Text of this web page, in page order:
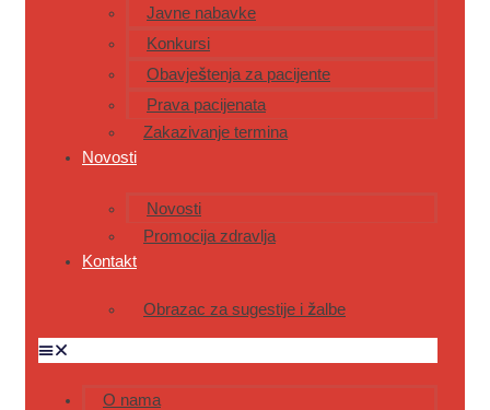
Javne nabavke
Konkursi
Obavještenja za pacijente
Prava pacijenata
Zakazivanje termina
Novosti
Novosti
Promocija zdravlja
Kontakt
Obrazac za sugestije i žalbe
O nama